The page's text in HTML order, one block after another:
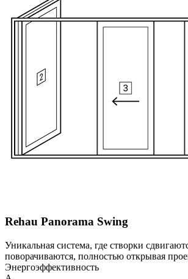
Rehau Panorama Swing
Уникальная система, где створки
поворачиваются, полностью открывая
Энергоэффективность